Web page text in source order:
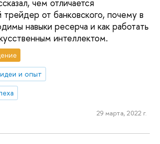
чем отличается
от банковского, почему в
навыки ресерча и как работать
интеллектом.
идеи и опыт
29 марта, 2022 г.